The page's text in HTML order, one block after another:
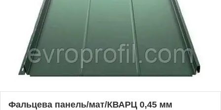
Фальцева панель/мат/КВАРЦ 0,45 мм